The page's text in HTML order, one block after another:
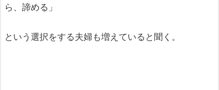
ら、諦める」
という選択をする夫婦も増えていると聞く。